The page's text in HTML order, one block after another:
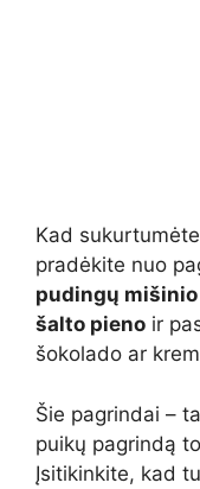
Kad
pradėkite nuo
pudingų mišinio
šalto pieno ir
šokolado ar
Šie pagrindai –
puikų pagrindą
Įsitikinkite, kad